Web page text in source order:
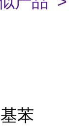
苯